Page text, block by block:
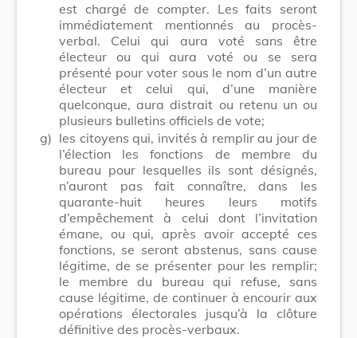
est chargé de compter. Les faits seront
immédiatement mentionnés au procès-
verbal. Celui qui aura voté sans être
électeur ou qui aura voté ou se sera
présenté pour voter sous le nom d’un autre
électeur et celui qui, d’une manière
quelconque, aura distrait ou retenu un ou
plusieurs bulletins officiels de vote;
g) les citoyens qui, invités à remplir au jour de
l’élection les fonctions de membre du
bureau pour lesquelles ils sont désignés,
n’auront pas fait connaître, dans les
quarante-huit heures leurs motifs
d’empêchement à celui dont l’invitation
émane, ou qui, après avoir accepté ces
fonctions, se seront abstenus, sans cause
légitime, de se présenter pour les remplir;
le membre du bureau qui refuse, sans
cause légitime, de continuer à encourir aux
opérations électorales jusqu’à la clôture
définitive des procès-verbaux.